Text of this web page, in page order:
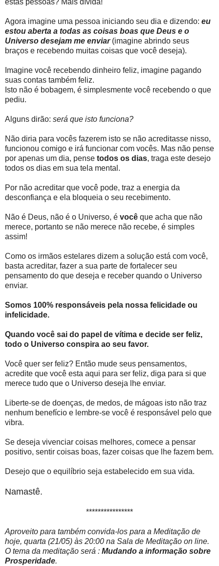
estas pessoas? Mais dívida!
Agora imagine uma pessoa iniciando seu dia e dizendo: eu
estou aberta a todas as coisas boas que Deus e o
Universo desejam me enviar(imagine abrindo seus
braços e recebendo muitas coisas que você deseja).
Imagine você recebendo dinheiro feliz, imagine pagando
suas contas também feliz.
Isto não é bobagem, é simplesmente você recebendo o que
pediu.
Alguns dirão: será que isto funciona?
Não diria para vocês fazerem isto se não acreditasse nisso,
funcionou comigo e irá funcionar com vocês. Mas não pense
por apenas um dia, pense todos os dias, traga este desejo
todos os dias em sua tela mental.
Por não acreditar que você pode, traz a energia da
desconfiança e ela bloqueia o seu recebimento.
Não é Deus, não é o Universo, é você que acha que não
merece, portanto se não merece não recebe, é simples
assim!
Como os irmãos estelares dizem a solução está com você,
basta acreditar, fazer a sua parte de fortalecer seu
pensamento do que deseja e receber quando o Universo
enviar.
Somos 100% responsáveis pela nossa felicidade ou
infelicidade.
Quando você sai do papel de vítima e decide ser feliz,
todo o Universo conspira ao seu favor.
Você quer ser feliz? Então mude seus pensamentos,
acredite que você esta aqui para ser feliz, diga para si que
merece tudo que o Universo deseja lhe enviar.
Liberte-se de doenças, de medos, de mágoas isto não traz
nenhum benefício e lembre-se você é responsável pelo que
vibra.
Se deseja vivenciar coisas melhores, comece a pensar
positivo, sentir coisas boas, fazer coisas que lhe fazem bem.
Desejo que o equilíbrio seja estabelecido em sua vida.
Namastê.
****************
Aproveito para também convida-los para a Meditação de
hoje, quarta (21/05) às 20:00 na Sala de Meditação on line.
O tema da meditação será : Mudando a informação sobre
Prosperidade.